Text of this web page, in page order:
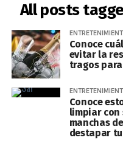
All posts
Conoce
evitar la
tragos
Conoce
limpiar con
manchas
destapar